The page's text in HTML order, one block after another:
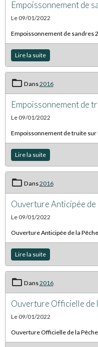
Empoissonnement de
Le 09/01/2022
Empoissonnement de sandres
Lire la suite
Dans2016
Empoissonnement de
Le 09/01/2022
Empoissonnement de truite sur
Lire la suite
Dans2016
Ouverture Anticipée de
Le 09/01/2022
Ouverture Anticipée de la
Lire la suite
Dans2016
Ouverture Officielle de
Le 09/01/2022
Ouverture Officielle de la